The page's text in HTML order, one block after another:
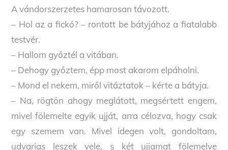
A vándorszerzetes hamarosan távozott.
– Hol az a fickó? – rontott be bátyjához a fiatalabb
testvér.
– Hallom győztél a vitában.
– Dehogy győztem, épp most akarom elpáholni.
– Mond el nekem, miről vitáztatok – kérte a bátyja.
– Na, rögtön ahogy meglátott, megsértett engem,
mivel fölemelte egyik ujját, arra célozva, hogy csak
egy szemem van. Mivel idegen volt, gondoltam,
udvarias leszek vele, s két ujjamat fölemelve